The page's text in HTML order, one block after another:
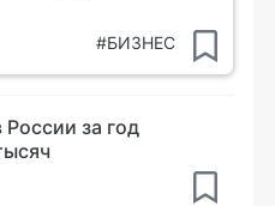
#БИЗНЕС
за год